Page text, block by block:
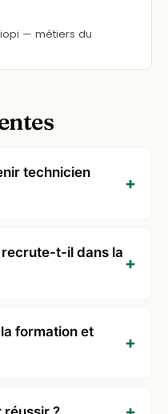
— métiers du
technicien
t-il dans la
formation et